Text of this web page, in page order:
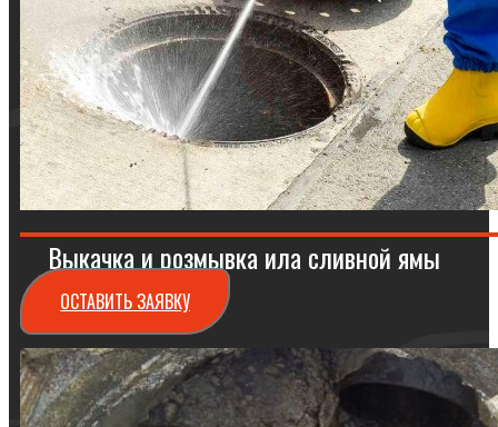
Выкачка и розмывка ила сливной ямы
ОСТАВИТЬ ЗАЯВКУ